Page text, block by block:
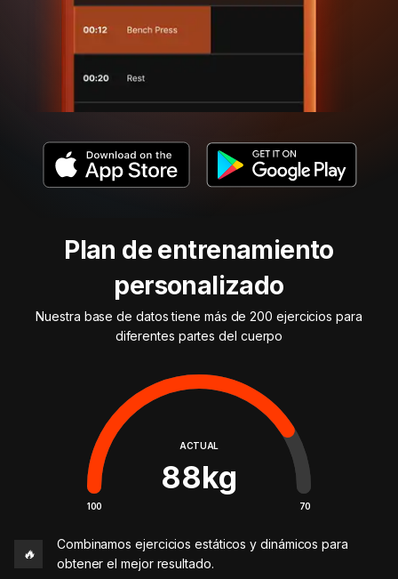
Plan de entrenamiento
personalizado
Nuestra base de datos tiene más de 200 ejercicios para
diferentes partes del cuerpo
ACTUAL
88kg
100 70
🔥
Combinamos ejercicios estáticos y dinámicos para
obtener el mejor resultado.